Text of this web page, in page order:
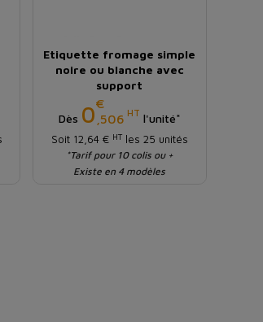
Etiquette fromage simple
noire ou blanche avec
support
Dès 0€
,506 HT l'unité*
Soit 12,64 € HTles 25 unités
*Tarif pour 10 colis ou +
Existe en 4 modèles